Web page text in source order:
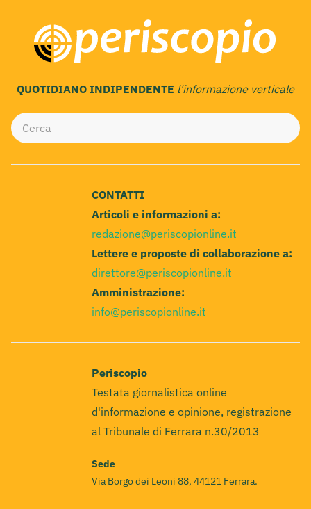
QUOTIDIANO INDIPENDENTE l'informazione verticale
CONTATTI
Articoli e informazioni a:
redazione@periscopionline.it
Lettere e proposte di collaborazione a:
direttore@periscopionline.it
Amministrazione:
info@periscopionline.it
Periscopio
Testata giornalistica online
d'informazione e opinione, registrazione
al Tribunale di Ferrara n.30/2013
Sede
Via Borgo dei Leoni 88, 44121 Ferrara.